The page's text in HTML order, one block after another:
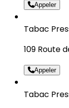
Appeler
Tabac
109 Route
Appeler
Tabac